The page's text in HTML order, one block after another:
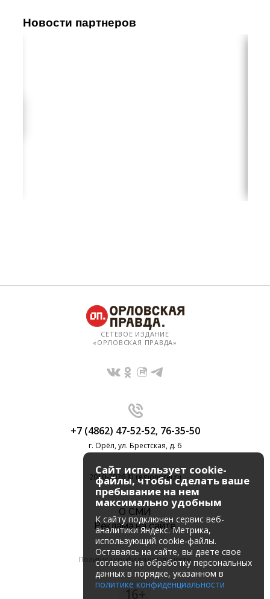
Новости партнеров
СЕТЕВОЕ ИЗДАНИЕ
«ОРЛОВСКАЯ ПРАВДА»
+7 (4862) 47-52-52, 76-35-50
г. Орёл, ул. Брестская, д. 6
2010-2026 © regionorel.ru
О СМИ
Реклама на сайте
Политика конфиденциальности
16+
Сайт использует cookie-
файлы, чтобы сделать ваше
пребывание на нем
максимально удобным
К cайту подключен сервис веб-
аналитики Яндекс. Метрика,
использующий cookie-файлы.
Оставаясь на сайте, вы даете свое
согласие на обработку персональных
данных в порядке, указанном в
политике конфиденциальности